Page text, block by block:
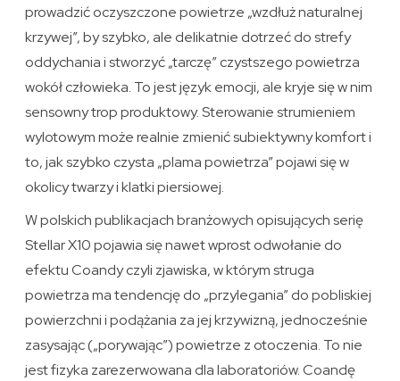
prowadzić oczyszczone powietrze „wzdłuż naturalnej
krzywej”, by szybko, ale delikatnie dotrzeć do strefy
oddychania i stworzyć „tarczę” czystszego powietrza
wokół człowieka. To jest język emocji, ale kryje się w nim
sensowny trop produktowy. Sterowanie strumieniem
wylotowym może realnie zmienić subiektywny komfort i
to, jak szybko czysta „plama powietrza” pojawi się w
okolicy twarzy i klatki piersiowej.
W polskich publikacjach branżowych opisujących serię
Stellar X10 pojawia się nawet wprost odwołanie do
efektu Coandy czyli zjawiska, w którym struga
powietrza ma tendencję do „przylegania” do pobliskiej
powierzchni i podążania za jej krzywizną, jednocześnie
zasysając („porywając”) powietrze z otoczenia. To nie
jest fizyka zarezerwowana dla laboratoriów. Coandę